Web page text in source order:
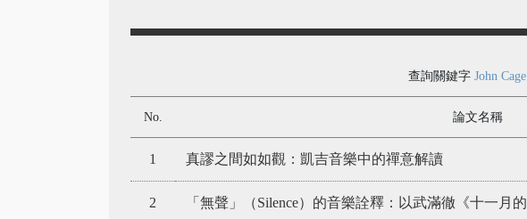
查詢關鍵字 John Cage
No. 論文名稱
1 真謬之間如如觀：凱吉音樂中的禪意解讀
2 「無聲」（Silence）的音樂詮釋：以武滿徹《十一月